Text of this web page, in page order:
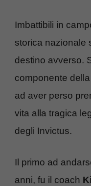
Imbattibili in
storica nazionale
destino avverso.
componente
ad aver perso
vita alla tragica
degli Invictus.
Il primo ad
anni, fu il coach